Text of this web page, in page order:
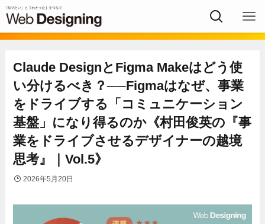
Claude DesignとFigma Makeはどう使
い分けるべき？──Figmaはなぜ、事業
をドライブする「コミュニケーション
基盤」になり得るのか《村田俊英の『事
業をドライブさせるデザイナーの越境
思考』｜Vol.5》
2026年5月20日